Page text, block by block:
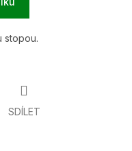
stopou.
SDÍLET